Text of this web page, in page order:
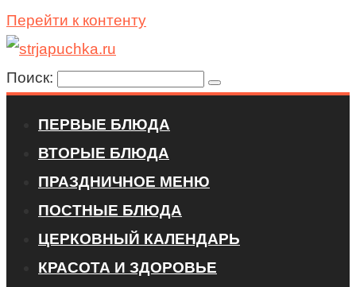
Перейти к контенту
Поиск:
ПЕРВЫЕ БЛЮДА
ВТОРЫЕ БЛЮДА
ПРАЗДНИЧНОЕ МЕНЮ
ПОСТНЫЕ БЛЮДА
ЦЕРКОВНЫЙ КАЛЕНДАРЬ
КРАСОТА И ЗДОРОВЬЕ